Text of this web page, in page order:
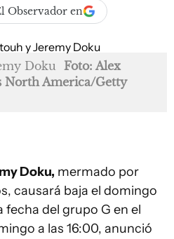
Observador en
Doku Foto: Alex
North America/Getty
Doku, mermado por
causará baja el domingo
fecha del grupo G en el
a las 16:00, anunció